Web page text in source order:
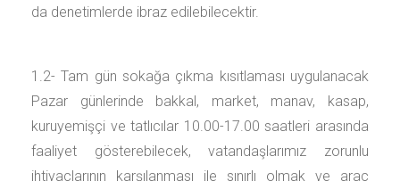
da denetimlerde ibraz edilebilecektir.
1.2- Tam gün sokağa çıkma kısıtlaması uygulanacak
Pazar günlerinde bakkal, market, manav, kasap,
kuruyemişçi ve tatlıcılar 10.00-17.00 saatleri arasında
faaliyet gösterebilecek, vatandaşlarımız zorunlu
ihtiyaçlarının karşılanması ile sınırlı olmak ve araç